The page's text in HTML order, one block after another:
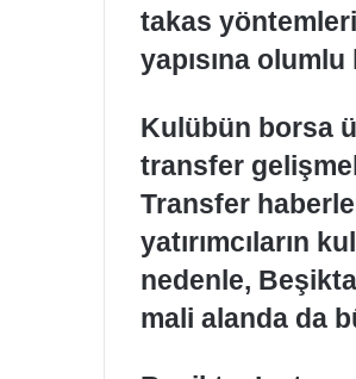
takas
yapısına olumlu
Kulübün borsa
transfer
Transfer
yatırımcıların
nedenle,
mali alanda da